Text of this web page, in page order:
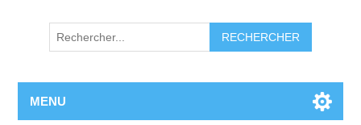
RECHERCHER
MENU